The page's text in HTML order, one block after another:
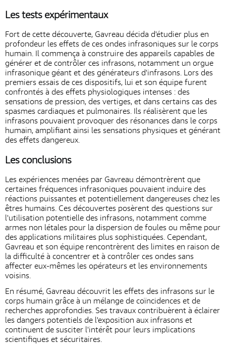
Les tests expérimentaux
Fort de cette découverte, Gavreau décida d'étudier plus en
profondeur les effets de ces ondes infrasoniques sur le corps
humain. Il commença à construire des appareils capables de
générer et de contrôler ces infrasons, notamment un orgue
infrasonique géant et des générateurs d'infrasons. Lors des
premiers essais de ces dispositifs, lui et son équipe furent
confrontés à des effets physiologiques intenses : des
sensations de pression, des vertiges, et dans certains cas des
spasmes cardiaques et pulmonaires. Ils réalisèrent que les
infrasons pouvaient provoquer des résonances dans le corps
humain, amplifiant ainsi les sensations physiques et générant
des effets dangereux.
Les conclusions
Les expériences menées par Gavreau démontrèrent que
certaines fréquences infrasoniques pouvaient induire des
réactions puissantes et potentiellement dangereuses chez les
êtres humains. Ces découvertes posèrent des questions sur
l'utilisation potentielle des infrasons, notamment comme
armes non létales pour la dispersion de foules ou même pour
des applications militaires plus sophistiquées. Cependant,
Gavreau et son équipe rencontrèrent des limites en raison de
la difficulté à concentrer et à contrôler ces ondes sans
affecter eux-mêmes les opérateurs et les environnements
voisins.
En résumé, Gavreau découvrit les effets des infrasons sur le
corps humain grâce à un mélange de coïncidences et de
recherches approfondies. Ses travaux contribuèrent à éclairer
les dangers potentiels de l'exposition aux infrasons et
continuent de susciter l'intérêt pour leurs implications
scientifiques et sécuritaires.